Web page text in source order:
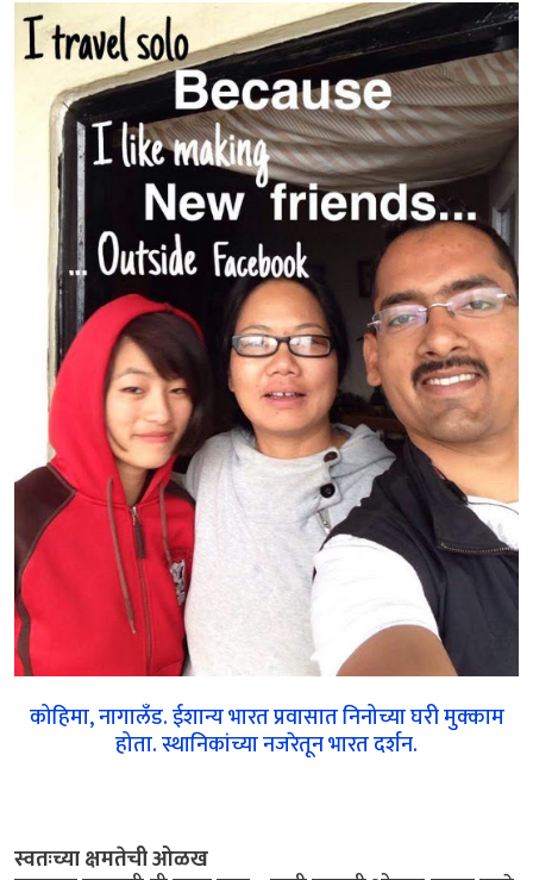
कोहिमा, नागालँड. ईशान्य भारत प्रवासात निनोच्या घरी मुक्काम
होता. स्थानिकांच्या नजरेतून भारत दर्शन.
स्वतःच्या क्षमतेची ओळख